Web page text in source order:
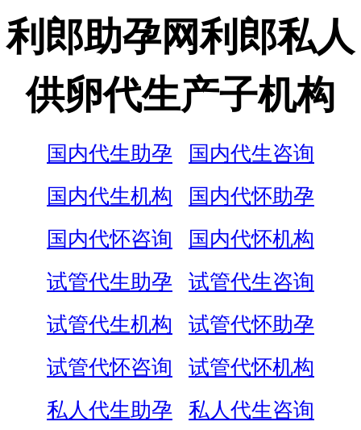
利郎助孕网利郎私人
供卵代生产子机构
国内代生助孕
国内代生咨询
国内代生机构
国内代怀助孕
国内代怀咨询
国内代怀机构
试管代生助孕
试管代生咨询
试管代生机构
试管代怀助孕
试管代怀咨询
试管代怀机构
私人代生助孕
私人代生咨询